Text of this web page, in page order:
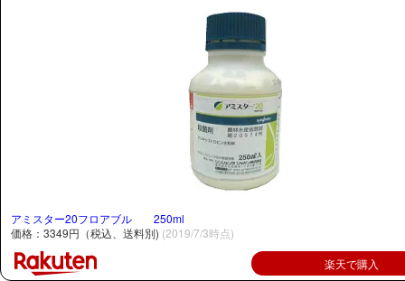
アミスター20フロアブル 250ml
価格：3349円（税込、送料別) (2019/7/3時点)
楽天で購入